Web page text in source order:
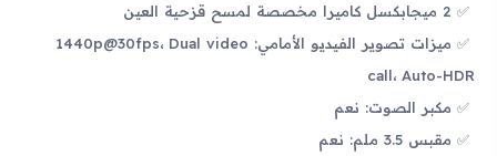
2 ميجابكسل كاميرا مخصصة لمسح قزحية العين
ميزات تصوير الفيديو الأمامي: 1440p@30fps، Dual video
call، Auto-HDR
مكبر الصوت: نعم
مقبس 3.5 ملم: نعم